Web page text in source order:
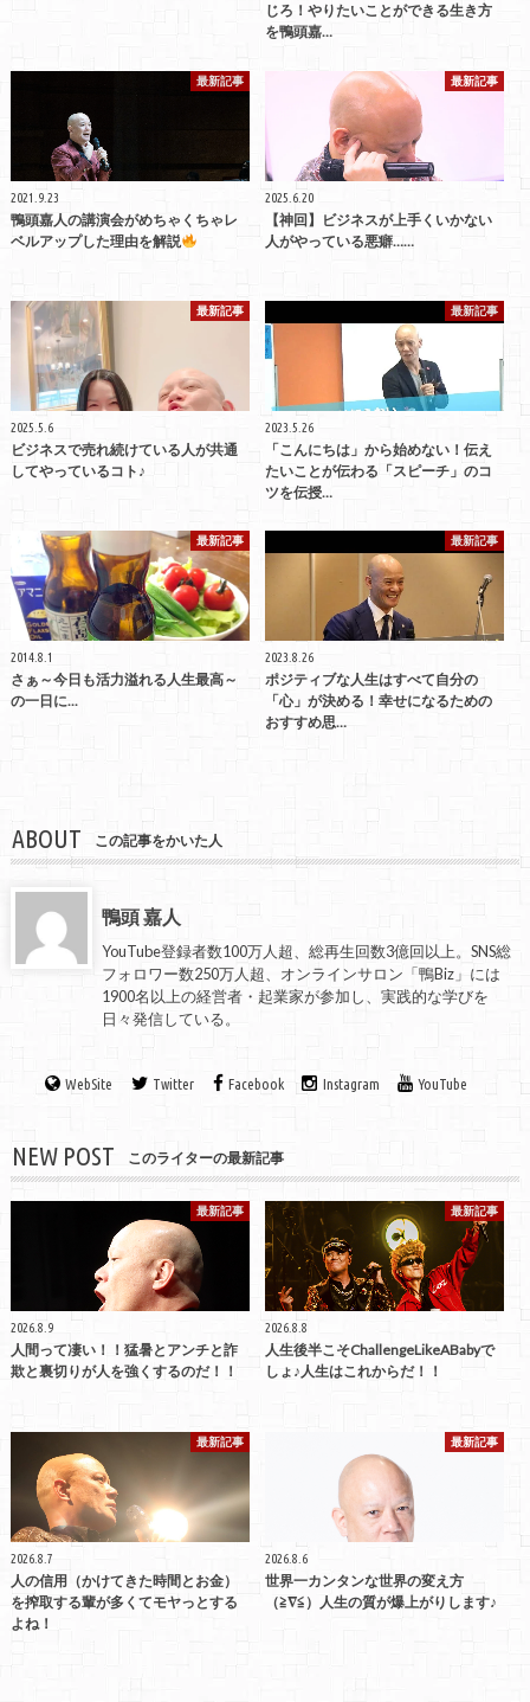
じろ！やりたいことができる生き方
を鴨頭嘉…
最新記事
2021.9.23
鴨頭嘉人の講演会がめちゃくちゃレ
ベルアップした理由を解説
最新記事
2025.6.20
【神回】ビジネスが上手くいかない
人がやっている悪癖……
最新記事
2025.5.6
ビジネスで売れ続けている人が共通
してやっているコト♪
最新記事
2023.5.26
「こんにちは」から始めない！伝え
たいことが伝わる「スピーチ」のコ
ツを伝授…
最新記事
2014.8.1
さぁ～今日も活力溢れる人生最高～
の一日に...
最新記事
2023.8.26
ポジティブな人生はすべて自分の
「心」が決める！幸せになるための
おすすめ思…
ABOUT この記事をかいた人
鴨頭 嘉人
YouTube登録者数100万人超、総再生回数3億回以上。SNS総
フォロワー数250万人超、オンラインサロン「鴨Biz」には
1900名以上の経営者・起業家が参加し、実践的な学びを
日々発信している。
WebSite Twitter Facebook Instagram YouTube
NEW POST このライターの最新記事
最新記事
2026.8.9
人間って凄い！！猛暑とアンチと詐
欺と裏切りが人を強くするのだ！！
最新記事
2026.8.8
人生後半こそChallengeLikeABabyで
しょ♪人生はこれからだ！！
最新記事
2026.8.7
人の信用（かけてきた時間とお金）
を搾取する輩が多くてモヤっとする
よね！
最新記事
2026.8.6
世界一カンタンな世界の変え方
（≧∇≦）人生の質が爆上がりします♪